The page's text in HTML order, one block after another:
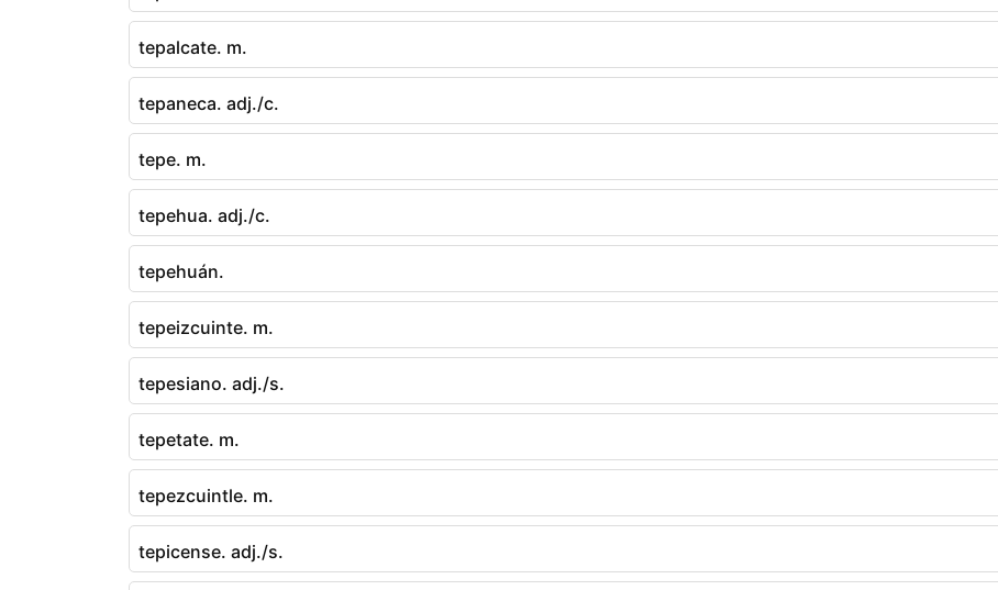
tepalcate. m.
tepaneca. adj./c.
tepe. m.
tepehua. adj./c.
tepehuán.
tepeizcuinte. m.
tepesiano. adj./s.
tepetate. m.
tepezcuintle. m.
tepicense. adj./s.